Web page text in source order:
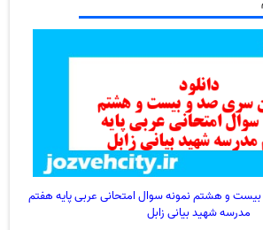
بیست و هشتم نمونه سوال امتحانی عربی پایه هفتم
مدرسه شهید بیانی زابل